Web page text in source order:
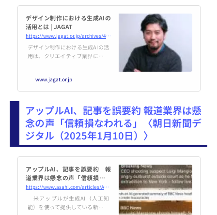
デザイン制作における生成AIの
活用とは | JAGAT
https://www.jagat.or.jp/archives/484680
デザイン制作における生成AIの活
用は、クリエイティブ業界に革命
率性と創造性の両面で大きな進歩
を遂げている。 生成AIは、デザイ
している。Photoshop やFirefly
などのツールを使用すれば、複雑
な背景やエフェクトを一瞬で生成
できるため、デザイナーはより創
造的な作業に集中できるようにな
www.jagat.or.jp
アップルAI、記事を誤要約 報道業界は懸
念の声「信頼損なわれる」〈朝日新聞デ
ジタル（2025年1月10日）〉
アップルAI、記事を誤要約 報
道業界は懸念の声「信頼損なわ
れる」：朝日新聞デジタル
https://www.asahi.com/articles/AST194T1XT19UHBI028M.html
米アップルが生成AI（人工知
能）を使って提供している新機能